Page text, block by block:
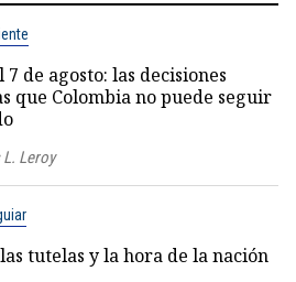
7 de agosto: las decisiones
que Colombia no puede seguir
Leroy
tutelas y la hora de la nación